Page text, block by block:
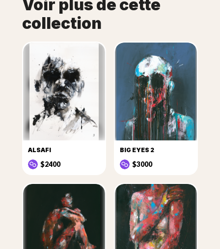
Voir plus de cette
collection
ALSAFI
$2400
BIG EYES 2
$3000